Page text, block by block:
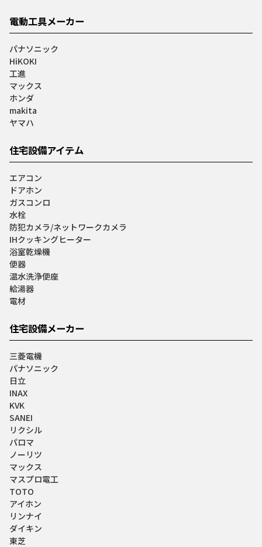
電動工具メーカー
パナソニック
HiKOKI
工進
マックス
ホンダ
makita
ヤマハ
住宅設備アイテム
エアコン
ドアホン
ガスコンロ
水栓
防犯カメラ/ネットワークカメラ
IHクッキングヒーター
浴室乾燥機
便器
温水洗浄便座
給湯器
電材
住宅設備メーカー
三菱電機
パナソニック
日立
INAX
KVK
SANEI
リクシル
パロマ
ノーリツ
マックス
マスプロ電工
TOTO
アイホン
リンナイ
ダイキン
東芝